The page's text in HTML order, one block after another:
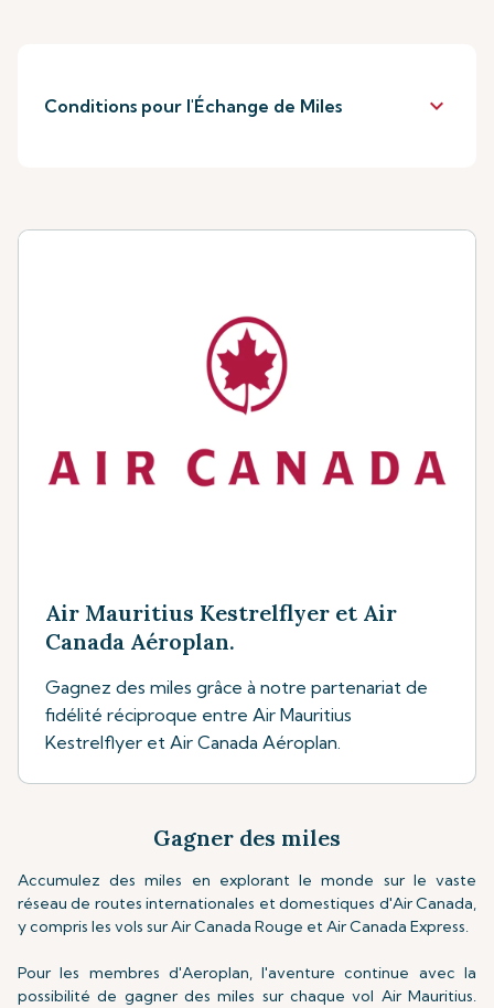
Conditions pour l'Échange de Miles keyboard_arrow_down
Air Mauritius Kestrelflyer et Air
Canada Aéroplan.
Gagnez des miles grâce à notre partenariat de
fidélité réciproque entre Air Mauritius
Kestrelflyer et Air Canada Aéroplan.
Gagner des miles
Accumulez des miles en explorant le monde sur le vaste
réseau de routes internationales et domestiques d'Air Canada,
y compris les vols sur Air Canada Rouge et Air Canada Express.
Pour les membres d'Aeroplan, l'aventure continue avec la
possibilité de gagner des miles sur chaque vol Air Mauritius.